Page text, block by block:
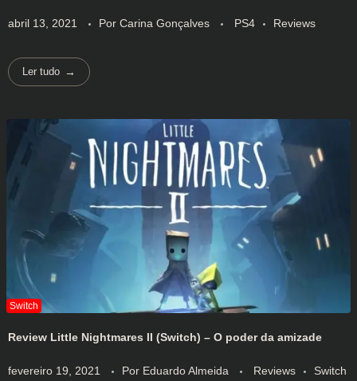
abril 13, 2021 Por Carina Gonçalves PS4 Reviews
Ler tudo
Review Little Nightmares II (Switch) – O poder da amizade
fevereiro 19, 2021 Por Eduardo Almeida Reviews Switch